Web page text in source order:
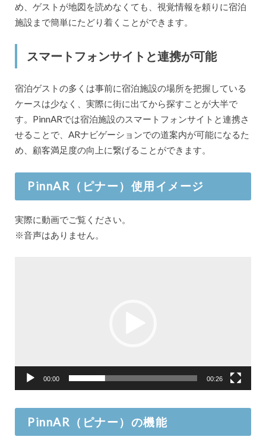
め、ゲストが地図を読めなくても、視覚情報を頼りに宿泊
施設まで簡単にたどり着くことができます。
スマートフォンサイトと連携が可能
宿泊ゲストの多くは事前に宿泊施設の場所を把握している
ケースは少なく、実際に街に出てから探すことが大半で
す。PinnARでは宿泊施設のスマートフォンサイトと連携さ
せることで、ARナビゲーションでの道案内が可能になるた
め、顧客満足度の向上に繋げることができます。
PinnAR（ピナー）使用イメージ
実際に動画でご覧ください。
※音声はありません。
00:00 00:26
PinnAR（ピナー）の機能